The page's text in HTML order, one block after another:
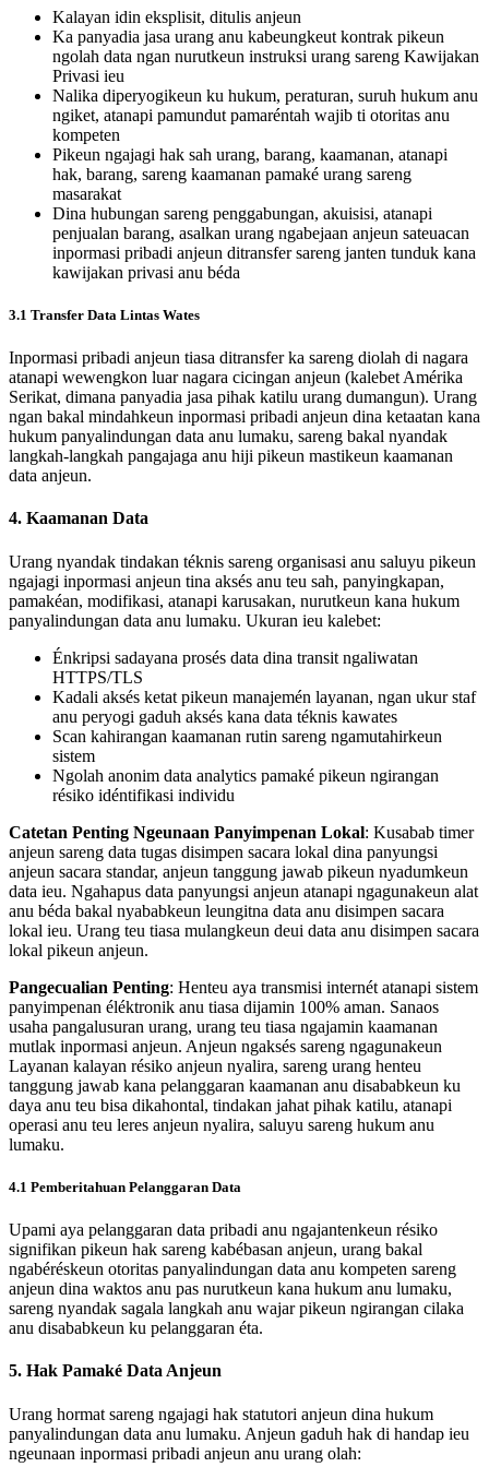
Kalayan idin eksplisit, ditulis anjeun
Ka panyadia jasa urang anu kabeungkeut kontrak pikeun
ngolah data ngan nurutkeun instruksi urang sareng Kawijakan
Privasi ieu
Nalika diperyogikeun ku hukum, peraturan, suruh hukum anu
ngiket, atanapi pamundut pamaréntah wajib ti otoritas anu
kompeten
Pikeun ngajagi hak sah urang, barang, kaamanan, atanapi
hak, barang, sareng kaamanan pamaké urang sareng
masarakat
Dina hubungan sareng penggabungan, akuisisi, atanapi
penjualan barang, asalkan urang ngabejaan anjeun sateuacan
inpormasi pribadi anjeun ditransfer sareng janten tunduk kana
kawijakan privasi anu béda
3.1 Transfer Data Lintas Wates
Inpormasi pribadi anjeun tiasa ditransfer ka sareng diolah di nagara
atanapi wewengkon luar nagara cicingan anjeun (kalebet Amérika
Serikat, dimana panyadia jasa pihak katilu urang dumangun). Urang
ngan bakal mindahkeun inpormasi pribadi anjeun dina ketaatan kana
hukum panyalindungan data anu lumaku, sareng bakal nyandak
langkah-langkah pangajaga anu hiji pikeun mastikeun kaamanan
data anjeun.
4. Kaamanan Data
Urang nyandak tindakan téknis sareng organisasi anu saluyu pikeun
ngajagi inpormasi anjeun tina aksés anu teu sah, panyingkapan,
pamakéan, modifikasi, atanapi karusakan, nurutkeun kana hukum
panyalindungan data anu lumaku. Ukuran ieu kalebet:
Énkripsi sadayana prosés data dina transit ngaliwatan
HTTPS/TLS
Kadali aksés ketat pikeun manajemén layanan, ngan ukur staf
anu peryogi gaduh aksés kana data téknis kawates
Scan kahirangan kaamanan rutin sareng ngamutahirkeun
sistem
Ngolah anonim data analytics pamaké pikeun ngirangan
résiko idéntifikasi individu
Catetan Penting Ngeunaan Panyimpenan Lokal: Kusabab timer
anjeun sareng data tugas disimpen sacara lokal dina panyungsi
anjeun sacara standar, anjeun tanggung jawab pikeun nyadumkeun
data ieu. Ngahapus data panyungsi anjeun atanapi ngagunakeun alat
anu béda bakal nyababkeun leungitna data anu disimpen sacara
lokal ieu. Urang teu tiasa mulangkeun deui data anu disimpen sacara
lokal pikeun anjeun.
Pangecualian Penting: Henteu aya transmisi internét atanapi sistem
panyimpenan éléktronik anu tiasa dijamin 100% aman. Sanaos
usaha pangalusuran urang, urang teu tiasa ngajamin kaamanan
mutlak inpormasi anjeun. Anjeun ngaksés sareng ngagunakeun
Layanan kalayan résiko anjeun nyalira, sareng urang henteu
tanggung jawab kana pelanggaran kaamanan anu disababkeun ku
daya anu teu bisa dikahontal, tindakan jahat pihak katilu, atanapi
operasi anu teu leres anjeun nyalira, saluyu sareng hukum anu
lumaku.
4.1 Pemberitahuan Pelanggaran Data
Upami aya pelanggaran data pribadi anu ngajantenkeun résiko
signifikan pikeun hak sareng kabébasan anjeun, urang bakal
ngabéréskeun otoritas panyalindungan data anu kompeten sareng
anjeun dina waktos anu pas nurutkeun kana hukum anu lumaku,
sareng nyandak sagala langkah anu wajar pikeun ngirangan cilaka
anu disababkeun ku pelanggaran éta.
5. Hak Pamaké Data Anjeun
Urang hormat sareng ngajagi hak statutori anjeun dina hukum
panyalindungan data anu lumaku. Anjeun gaduh hak di handap ieu
ngeunaan inpormasi pribadi anjeun anu urang olah: